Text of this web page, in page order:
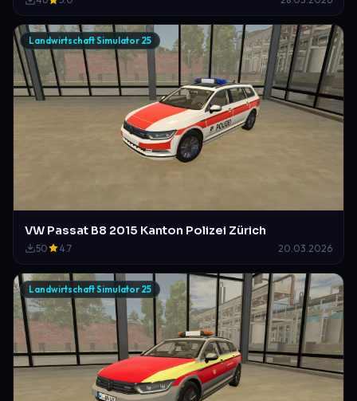
Landwirtschaft Simulator 25
VW Passat B8 2015 Kanton Polizei Zürich
50 4.7 20.03.2026
Landwirtschaft Simulator 25